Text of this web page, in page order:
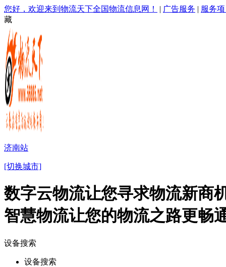
您好，欢迎来到物流天下全国物流信息网！ | 广告服务 | 服务
藏
济南站
[切换城市]
数字云物流让您寻求物流新商
智慧物流让您的物流之路更畅
设备搜索
设备搜索